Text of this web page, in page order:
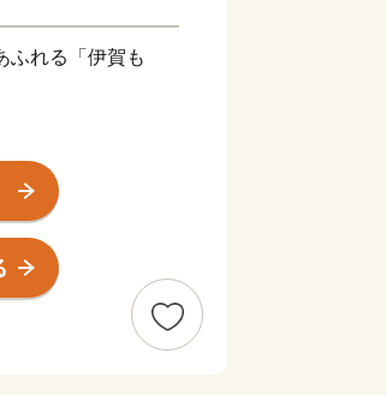
れる「伊賀も
史文化や精神を継
りに取り組んでい
のふもとでは、誰
ェスタ」が開催さ
を称える「芭蕉
ンジリ行事で有名な